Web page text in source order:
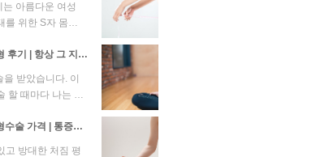
는 아름다운 여성
를 위한 S자 몸매
습니다. 그러나 S 힙업성형 후기 | 항상 그 지역의 전문 병원을 찾습니다.
을 받았습니다. 이
할 때마다 나는 내
아야 하므로 항상힙업성형수술 가격 | 통증이나 부작용을 걱정하지 않고 체계적으로
고 방대한 처짐 평